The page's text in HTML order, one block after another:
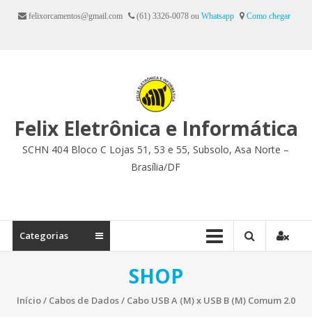
para
felixorcamentos@gmail.com (61) 3326-0078 ou Whatsapp Como chegar
Felix Eletrônica e Informática
SCHN 404 Bloco C Lojas 51, 53 e 55, Subsolo, Asa Norte –
Brasília/DF
Categorias
SHOP
Início/ Cabos de Dados/ Cabo USB A (M) x USB B (M) Comum 2.0